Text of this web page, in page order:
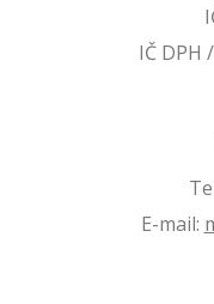
IČ DPH
E-mail: